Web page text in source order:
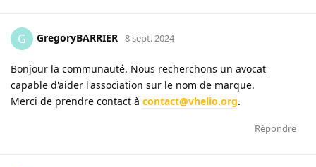
G GregoryBARRIER 8 sept. 2024
Bonjour la communauté. Nous recherchons un avocat
capable d'aider l'association sur le nom de marque.
Merci de prendre contact à contact@vhelio.org.
Répondre